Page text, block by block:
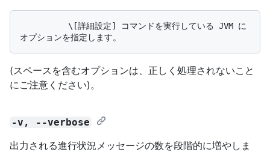
(スペースを含むオプションは、正しく処理されないこと
にご注意ください)。
-v, --verbose
出力される進行状況メッセージの数を段階的に増やしま